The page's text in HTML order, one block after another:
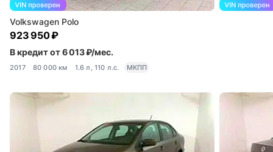
Volkswagen Polo
923 950 ₽
В кредит от 6 013 ₽/мес.
2017 80 000 км 1.6 л, 110 л.с. МКПП